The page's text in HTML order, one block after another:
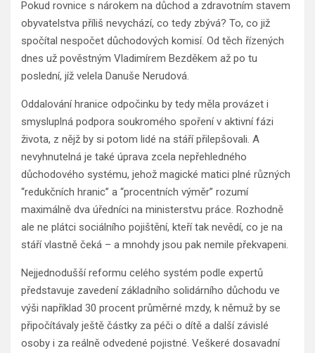
Pokud rovnice s nárokem na důchod a zdravotním stavem
obyvatelstva příliš nevychází, co tedy zbývá? To, co již
spočítal nespočet důchodových komisí. Od těch řízených
dnes už pověstným Vladimírem Bezděkem až po tu
poslední, jíž velela Danuše Nerudová.
Oddalování hranice odpočinku by tedy měla provázet i
smysluplná podpora soukromého spoření v aktivní fázi
života, z nějž by si potom lidé na stáří přilepšovali. A
nevyhnutelná je také úprava zcela nepřehledného
důchodového systému, jehož magické matici plné různých
“redukčních hranic” a “procentních výměr” rozumí
maximálně dva úředníci na ministerstvu práce. Rozhodně
ale ne plátci sociálního pojištění, kteří tak nevědí, co je na
stáří vlastně čeká – a mnohdy jsou pak nemile překvapeni.
Nejjednodušší reformu celého systém podle expertů
představuje zavedení základního solidárního důchodu ve
výši například 30 procent průměrné mzdy, k němuž by se
připočítávaly ještě částky za péči o dítě a další závislé
osoby i za reálně odvedené pojistné. Veškeré dosavadní